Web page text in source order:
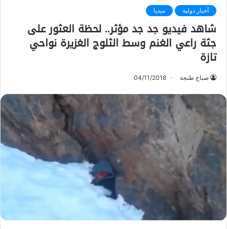
أخبار دولية ميديا
شاهد فيديو جد جد مؤثر.. لحظة العثور على
جثة راعي الغنم وسط الثلوج الغزيرة نواحي
تازة
صباح طنجة 04/11/2018